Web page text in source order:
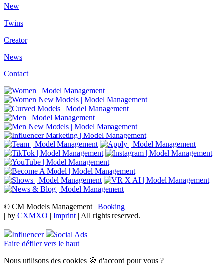
New
Twins
Creator
News
Contact
© CM Models Management | Booking
| by CXMXO | Imprint | All rights reserved.
Influencer
Social Ads
Faire défiler vers le haut
Nous utilisons des cookies 🍪 d'accord pour vous ?